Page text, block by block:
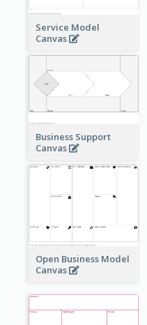
Service Model
Canvas
Business Support
Canvas
Open Business Model
Canvas